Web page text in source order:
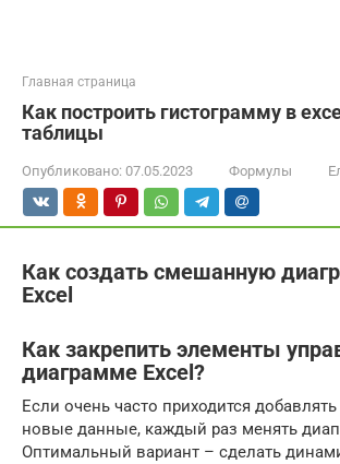
Главная страница
Как построить гистограмму в
таблицы
Опубликовано: 07.05.2023 Формулы
Как создать смешанную
Excel
Как закрепить элементы
диаграмме Excel?
Если очень часто приходится
новые данные, каждый раз менять
Оптимальный вариант – сделать